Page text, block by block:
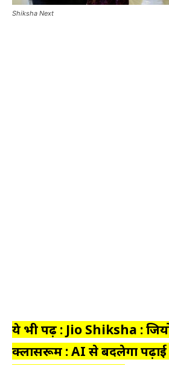
Shiksha Next
ये भी पढ़ें : Jio Shiksha : जियो-
क्लासरूम : AI से बदलेगा